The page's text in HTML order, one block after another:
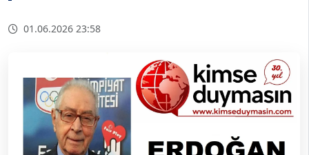
01.06.2026 23:58